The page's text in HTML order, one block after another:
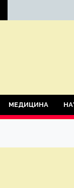
МЕДИЦИНА